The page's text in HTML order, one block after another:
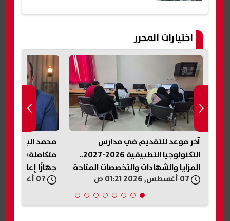
اختيارات المحرر
آخر موعد للتقديم في مدارس
التكنولوجيا التطبيقية 2026-2027..
المزايا والشهادات والتخصصات المتاحة
محمد الباز:
متكاملة»..
جهازًا إعلاميًا